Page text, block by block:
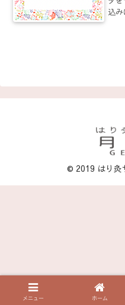
込
す
© 2019 はり灸
メニュー ホーム